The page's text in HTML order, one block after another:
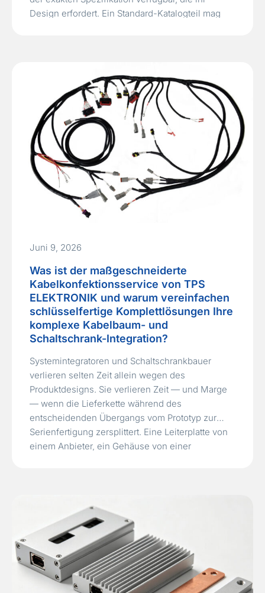
Design erfordert. Ein Standard-Katalogteil mag
Read More »
Juni 9, 2026
Was ist der maßgeschneiderte
Kabelkonfektionsservice von TPS
ELEKTRONIK und warum vereinfachen
schlüsselfertige Komplettlösungen Ihre
komplexe Kabelbaum- und
Schaltschrank-Integration?
Systemintegratoren und Schaltschrankbauer
verlieren selten Zeit allein wegen des
Produktdesigns. Sie verlieren Zeit — und Marge
— wenn die Lieferkette während des
entscheidenden Übergangs vom Prototyp zur
Serienfertigung zersplittert. Eine Leiterplatte von
einem Anbieter, ein Gehäuse von einer
Read More »